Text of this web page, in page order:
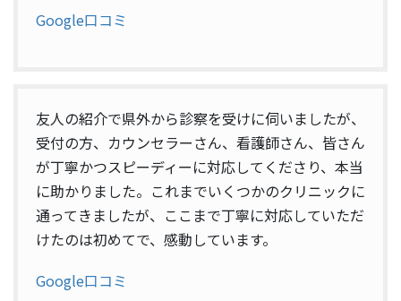
Google口コミ
友人の紹介で県外から診察を受けに伺いましたが、
受付の方、カウンセラーさん、看護師さん、皆さん
が丁寧かつスピーディーに対応してくださり、本当
に助かりました。これまでいくつかのクリニックに
通ってきましたが、ここまで丁寧に対応していただ
けたのは初めてで、感動しています。
Google口コミ